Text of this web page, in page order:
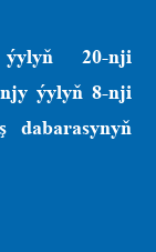
20-nji
njy ýylyň 8-nji
dabarasynyň